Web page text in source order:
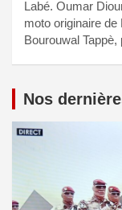
Labé. Oumar
moto originaire
Bourouwal
Nos